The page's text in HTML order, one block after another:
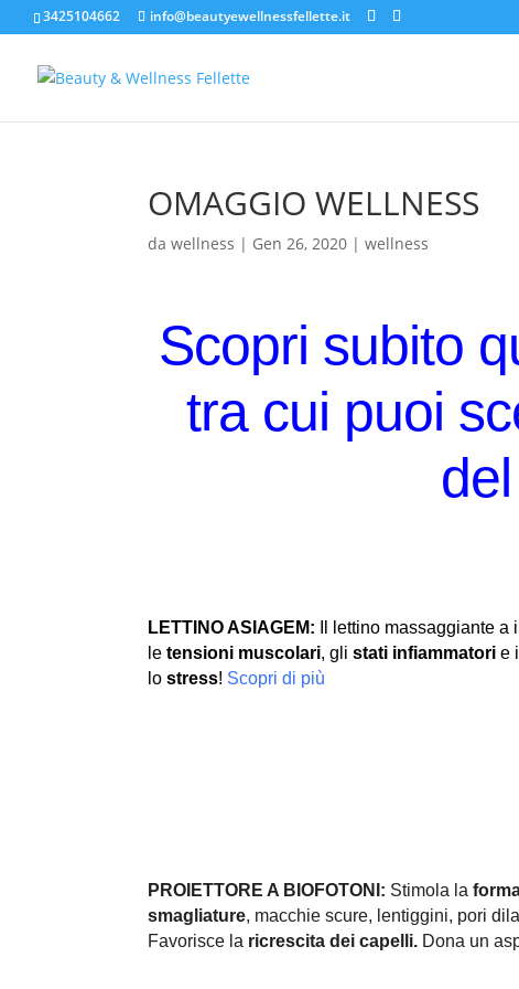
3425104662 info@beautyewellnessfellette.it
OMAGGIO WELLNESS
dawellness | Gen 26, 2020 |wellness
Scopri subito
tra cui puoi
LETTINO ASIAGEM: Il lettino massaggiante a
letensioni muscolari, glistati infiammatorie
lostress! Scopri di più
PROIETTORE A BIOFOTONI: Stimola la
smagliature, macchie scure, lentiggini, pori
Favorisce la ricrescita dei capelli. Dona un